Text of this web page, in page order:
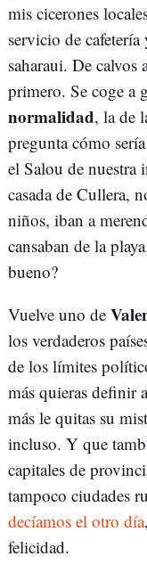
mis cicerones
servicio de cafetería
saharaui. De calvos
primero. Se coge a
normalidad, la de
pregunta cómo
el Salou de nuestra
casada de Cullera,
niños, iban a
cansaban de la
bueno?
Vuelve uno de
los verdaderos
de los límites
más quieras definir
más le quitas su
incluso. Y que
capitales de
tampoco ciudades
decíamos el otro día
felicidad.